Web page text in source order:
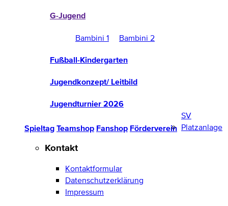
G-Jugend
Bambini 1 Bambini 2
Fußball-Kindergarten
Jugendkonzept/ Leitbild
Jugendturnier 2026
Spieltag Teamshop Fanshop Förderverein
SV
Platzanlage
Kontakt
Kontaktformular
Datenschutzerklärung
Impressum